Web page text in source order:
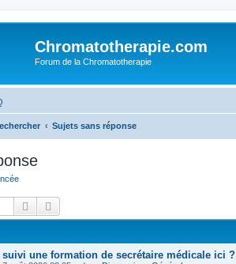
Chromatotherapie.com
Forum de la Chromatotherapie
Sujets sans réponse
Rechercher
une formation de secrétaire médicale ici ?